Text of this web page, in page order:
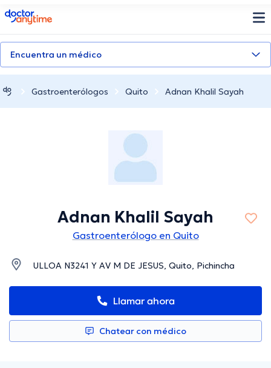
doctoranytime
Encuentra un médico
Gastroenterólogos Quito Adnan Khalil Sayah
Adnan Khalil Sayah
Gastroenterólogo en Quito
ULLOA N3241 Y AV M DE JESUS, Quito, Pichincha
Llamar ahora
Chatear con médico